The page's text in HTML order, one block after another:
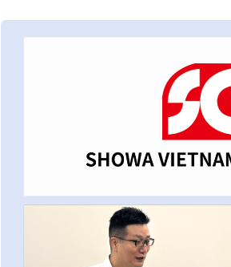
世界40カ国
ご利